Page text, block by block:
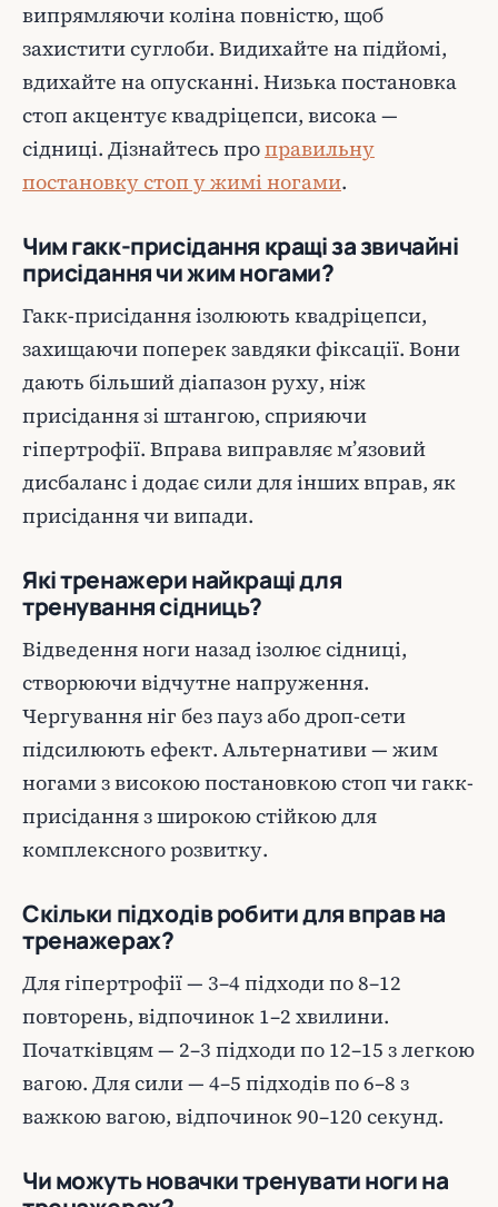
випрямляючи коліна повністю, щоб
захистити суглоби. Видихайте на підйомі,
вдихайте на опусканні. Низька постановка
стоп акцентує квадріцепси, висока —
сідниці. Дізнайтесь проправильну
постановку стоп у жимі ногами.
Чим гакк-присідання кращі за звичайні
присідання чи жим ногами?
Гакк-присідання ізолюють квадріцепси,
захищаючи поперек завдяки фіксації. Вони
дають більший діапазон руху, ніж
присідання зі штангою, сприяючи
гіпертрофії. Вправа виправляє м’язовий
дисбаланс і додає сили для інших вправ, як
присідання чи випади.
Які тренажери найкращі для
тренування сідниць?
Відведення ноги назад ізолює сідниці,
створюючи відчутне напруження.
Чергування ніг без пауз або дроп-сети
підсилюють ефект. Альтернативи — жим
ногами з високою постановкою стоп чи гакк-
присідання з широкою стійкою для
комплексного розвитку.
Скільки підходів робити для вправ на
тренажерах?
Для гіпертрофії — 3–4 підходи по 8–12
повторень, відпочинок 1–2 хвилини.
Початківцям — 2–3 підходи по 12–15 з легкою
вагою. Для сили — 4–5 підходів по 6–8 з
важкою вагою, відпочинок 90–120 секунд.
Чи можуть новачки тренувати ноги на